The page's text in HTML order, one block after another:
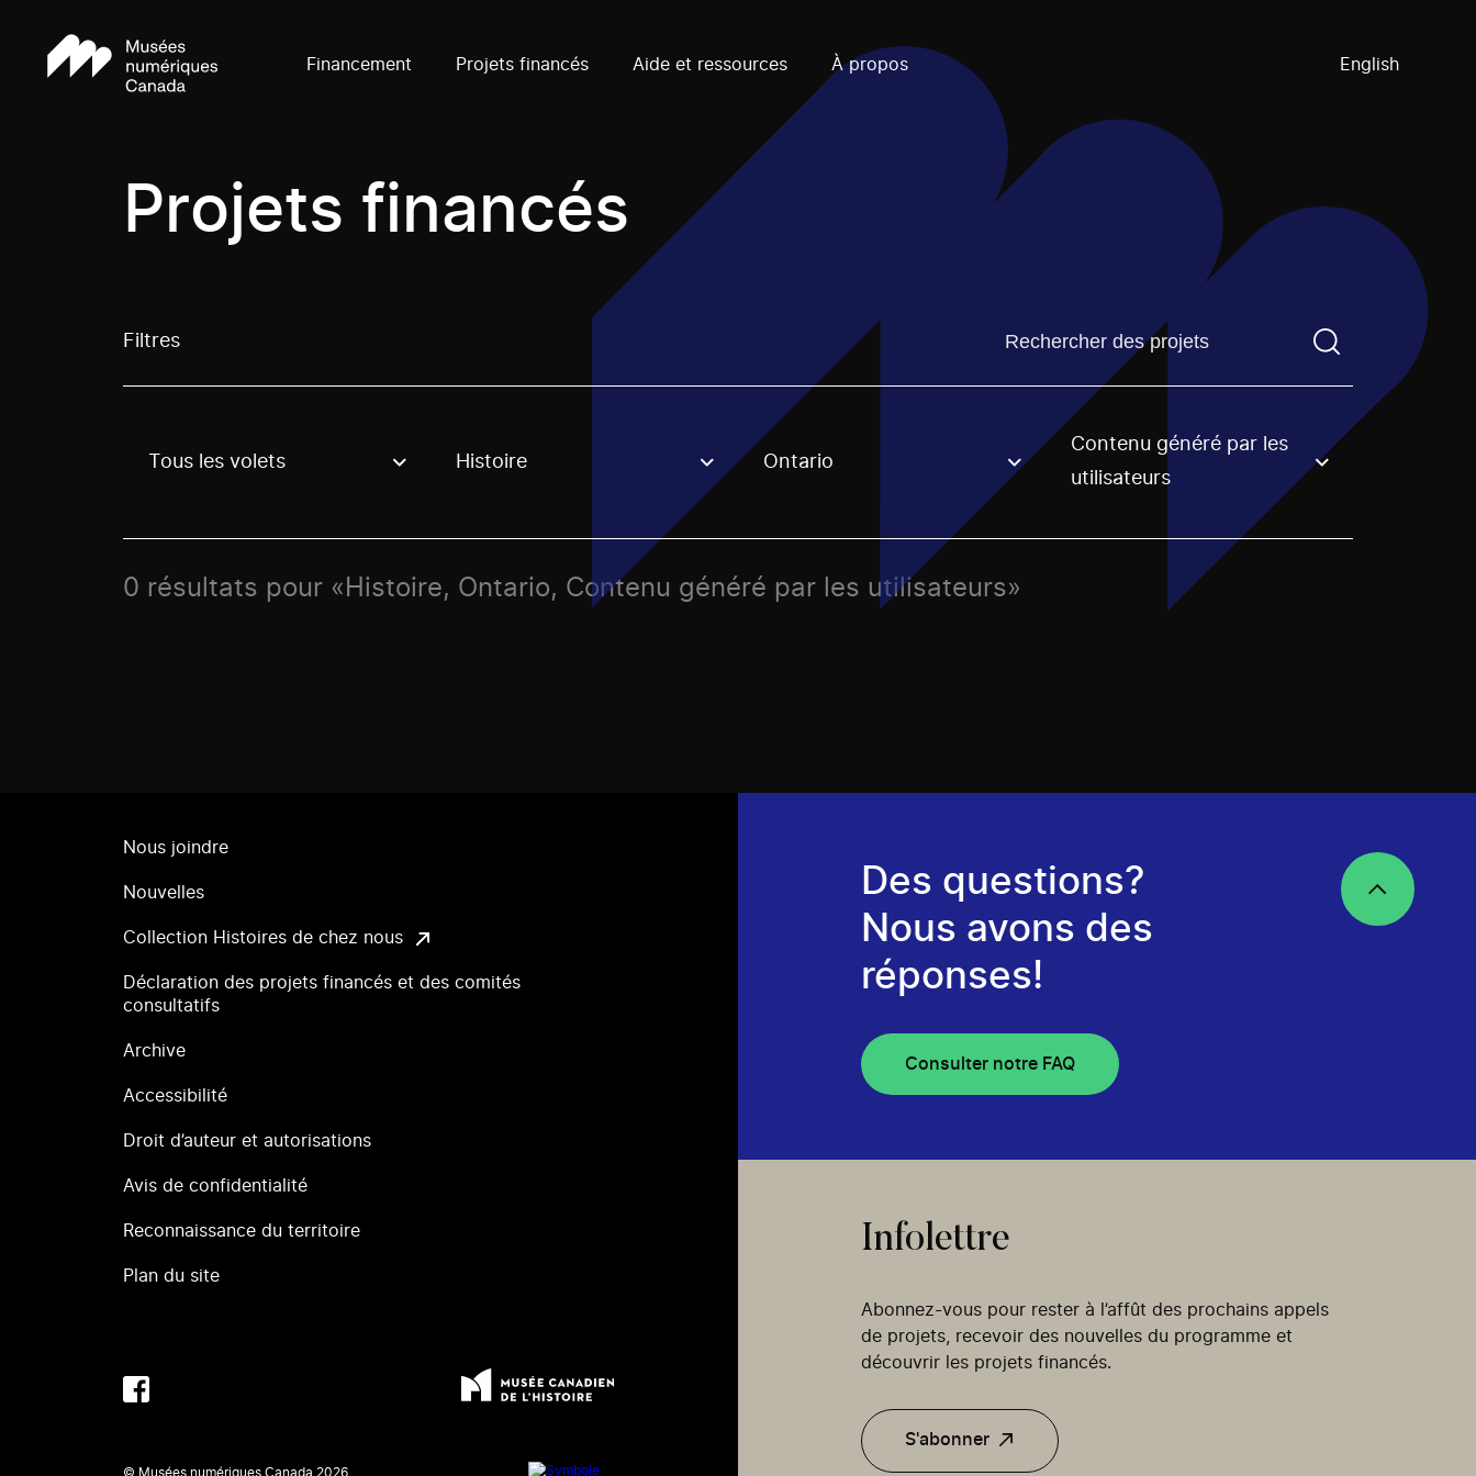
Financement Projets financés Aide et ressources À propos English
Projets financés
Filtres Trouvez un projetVous devez saisir un terme de
Use these options to filter projects by topic, stream or regon. The filter will be applied when selecting an option.
Tous les volets Histoire Ontario
Contenu généré par les
utilisateurs
0 résultats pour «Histoire, Ontario, Contenu généré par les utilisateurs»
Nous joindre
Nouvelles
Collection Histoires de chez nous
Déclaration des projets financés et des comités
consultatifs
Archive
Accessibilité
Droit d’auteur et autorisations
Avis de confidentialité
Reconnaissance du territoire
Plan du site
© Musées numériques Canada 2026
Des questions?
Nous avons des
réponses!
Consulter notre FAQ
Infolettre
Abonnez-vous pour rester à l’affût des prochains appels
de projets, recevoir des nouvelles du programme et
découvrir les projets financés.
S'abonner